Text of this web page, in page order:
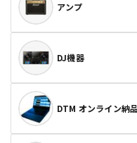
アンプ
DJ機器
DTM オンライン納品